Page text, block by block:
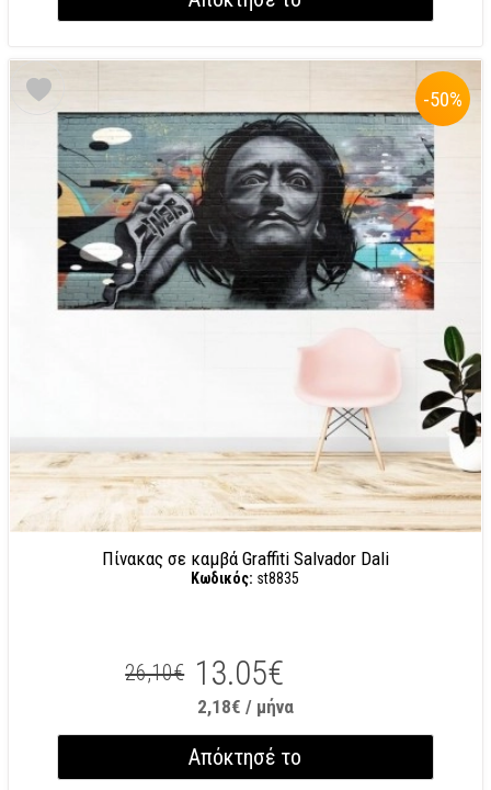
-50%
Πίνακας σε καμβά Graffiti Salvador Dali
Κωδικός: st8835
26,10€ 13.05€
2,18€ / μήνα
Απόκτησέ το